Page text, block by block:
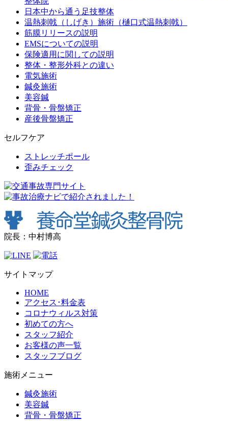
日本中から通う足技整体
温熱刺戟（しげき）施術（樋口式温熱刺戟）
筋膜リリースの説明
EMSについての説明
保険適用に関しての説明
整体・整形外科との違い
電気施術
鍼灸施術
美容鍼
背骨・骨盤矯正
産後骨盤矯正
セルフケア
ストレッチポール
歪みチェック
院長：中村博高
サイトマップ
HOME
アクセス･料金表
コロナウィルス対策
初めての方へ
スタッフ紹介
お客様の声一覧
スタッフブログ
施術メニュー
鍼灸施術
美容鍼
背骨・骨盤矯正